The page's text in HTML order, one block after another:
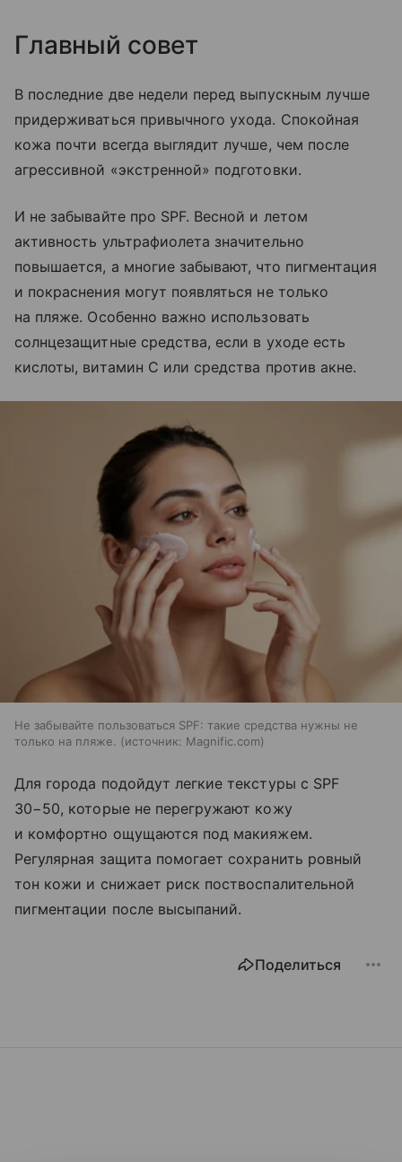
Главный совет
В последние две недели перед выпускным лучше
придерживаться привычного ухода. Спокойная
кожа почти всегда выглядит лучше, чем после
агрессивной «экстренной» подготовки.
И не забывайте про SPF. Весной и летом
активность ультрафиолета значительно
повышается, а многие забывают, что пигментация
и покраснения могут появляться не только
на пляже. Особенно важно использовать
солнцезащитные средства, если в уходе есть
кислоты, витамин С или средства против акне.
Не забывайте пользоваться SPF: такие средства нужны не
только на пляже.
источник: Magnific.com
Для города подойдут легкие текстуры с SPF
30−50, которые не перегружают кожу
и комфортно ощущаются под макияжем.
Регулярная защита помогает сохранить ровный
тон кожи и снижает риск поствоспалительной
пигментации после высыпаний.
Поделиться